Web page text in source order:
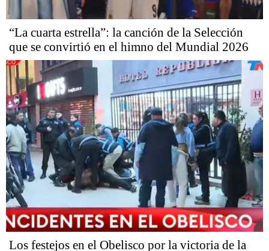
“La cuarta estrella”: la canción de la Selección
que se convirtió en el himno del Mundial 2026
Los festejos en el Obelisco por la victoria de la